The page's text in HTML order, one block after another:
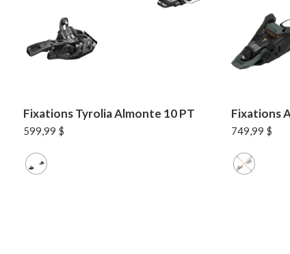
Fixations Tyrolia Almonte 10 PT
599,99 $
Fixations
749,99 $